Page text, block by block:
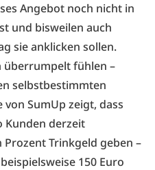
Angebot noch nicht in
und bisweilen auch
sie anklicken sollen.
überrumpelt fühlen –
selbstbestimmten
von SumUp zeigt, dass
Kunden derzeit
Trinkgeld geben –
150 Euro